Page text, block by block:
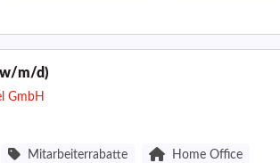
m/d)
GmbH
Mitarbeiterrabatte Home Office